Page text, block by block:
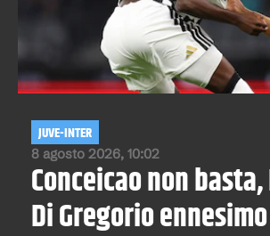
8 agosto 2026, 10:02
JUVE-INTER
Conceicao non
Di Gregorio